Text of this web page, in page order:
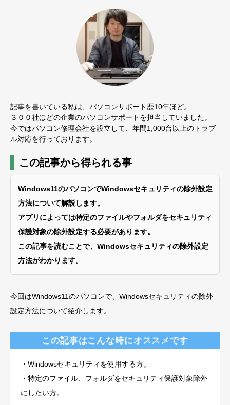
記事を書いている私は、パソコンサポート歴10年ほど。
３００社ほどの企業のパソコンサポートを担当していました。
今ではパソコン修理会社を設立して、年間1,000台以上のトラブ
ル対応を行っております。
この記事から得られる事
Windows11のパソコンでWindowsセキュリティの除外設定
方法について解説します。
アプリによっては特定のファイルやフォルダをセキュリティ
保護対象の除外設定する必要があります。
この記事を読むことで、Windowsセキュリティの除外設定
方法がわかります。
今回はWindows11のパソコンで、Windowsセキュリティの除外
設定方法について紹介します。
この記事はこんな時にオススメです
・Windowsセキュリティを使用する方。
・特定のファイル、フォルダをセキュリティ保護対象除外
にしたい方。